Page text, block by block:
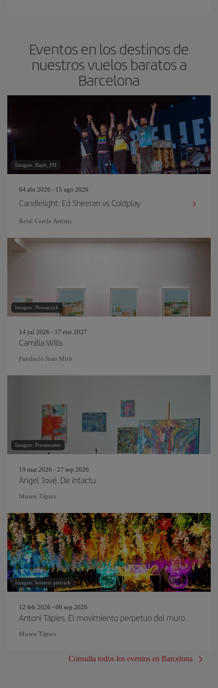
Eventos en los destinos de
nuestros vuelos baratos a
Barcelona
Imagen: Raph_PH
04 abr 2026 - 15 ago 2026
Candlelight: Ed Sheeran vs Coldplay
Reial Cercle Artístic
Imagen: Nowaczyk
14 jul 2026 - 17 ene 2027
Camilla Wills
Fundació Joan Miró
Imagen: Pressmaster
19 mar 2026 - 27 sep 2026
Àngel Jové. De intactu
Museu Tàpies
Imagen: lemaret pierrick
12 feb 2026 - 06 sep 2026
Antoni Tàpies. El movimiento perpetuo del muro
Museu Tàpies
Consulta todos los eventos en Barcelona